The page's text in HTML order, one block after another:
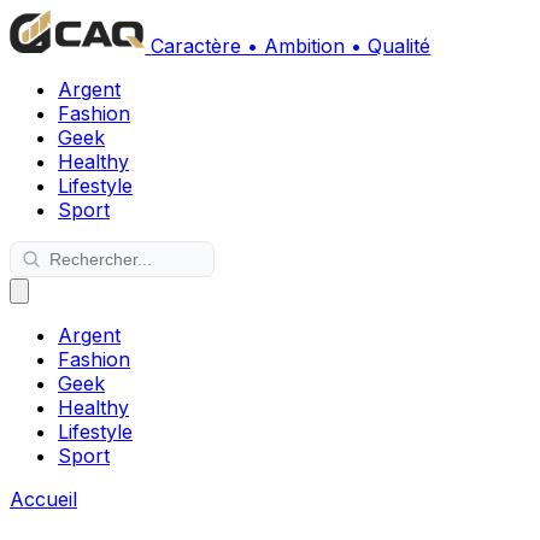
Caractère • Ambition • Qualité
Argent
Fashion
Geek
Healthy
Lifestyle
Sport
Argent
Fashion
Geek
Healthy
Lifestyle
Sport
Accueil